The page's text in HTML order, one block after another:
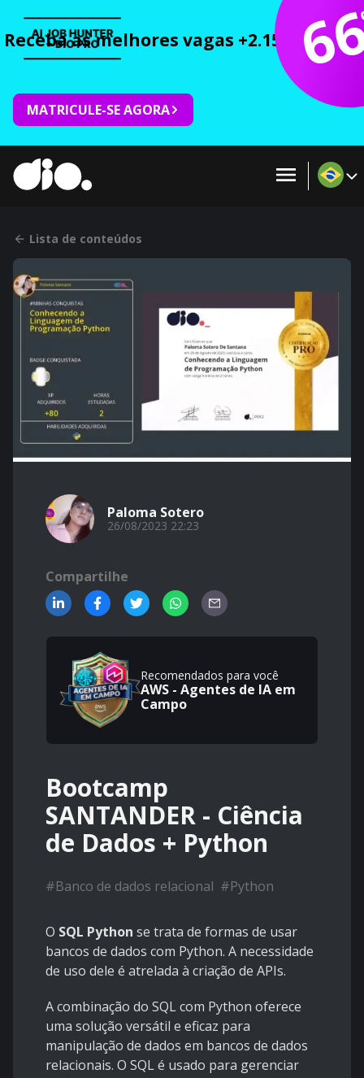
Receba as melhores vagas +2.150 cursos
MATRICULE-SE AGORA
Lista de conteúdos
Paloma Sotero
26/08/2023 22:23
Compartilhe
Recomendados para você
AWS - Agentes de IA em
Campo
Bootcamp
SANTANDER - Ciência
de Dados + Python
#Banco de dados relacional #Python
O SQL Python se trata de formas de usar
bancos de dados com Python. A necessidade
de uso dele é atrelada à criação de APIs.
A combinação do SQL com Python oferece
uma solução versátil e eficaz para
manipulação de dados em bancos de dados
relacionais. O SQL é usado para gerenciar